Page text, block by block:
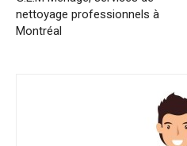
nettoyage professionnels à
Montréal